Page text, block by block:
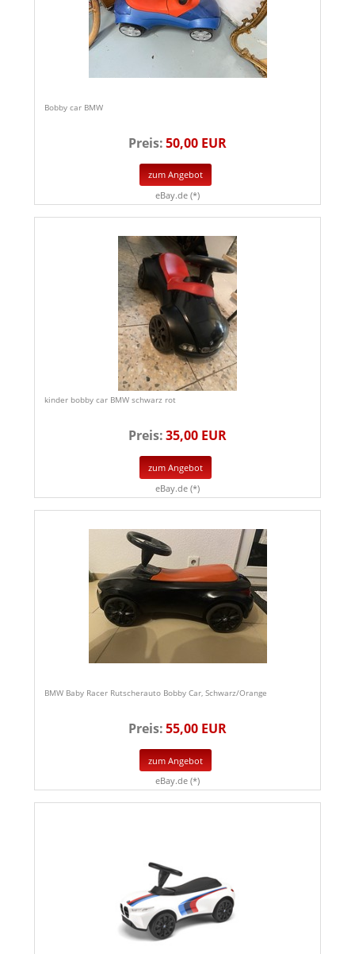
Bobby car BMW
Preis:50,00 EUR
zum Angebot
eBay.de (*)
kinder bobby car BMW schwarz rot
Preis:35,00 EUR
zum Angebot
eBay.de (*)
BMW Baby Racer Rutscherauto Bobby Car, Schwarz/Orange
Preis:55,00 EUR
zum Angebot
eBay.de (*)